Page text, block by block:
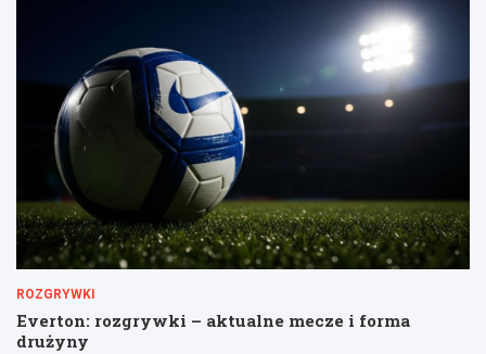
ROZGRYWKI
Everton: rozgrywki – aktualne mecze i forma
drużyny